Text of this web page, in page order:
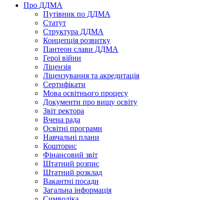
Про ДДМА
Путівник по ДДМА
Статут
Структура ДДМА
Концепція розвитку
Пантеон слави ДДМА
Герої війни
Ліцензія
Ліцензування та акредитація
Сертифікати
Мова освітнього процесу
Документи про вищу освіту
Звіт ректора
Вчена рада
Освітні програми
Навчальні плани
Кошторис
Фінансовий звіт
Штатний розпис
Штатний розклад
Вакантні посади
Загальна інформація